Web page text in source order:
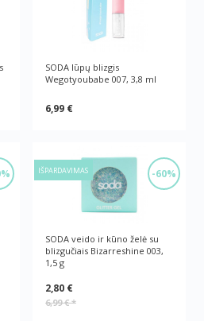
SODA lūpų blizgis
Wegotyoubabe 007, 3,8 ml
6,99 €
-60%
IŠPARDAVIMAS
SODA veido ir kūno želė su
blizgučiais Bizarreshine 003,
1,5 g
2,80 €
6,99 €*